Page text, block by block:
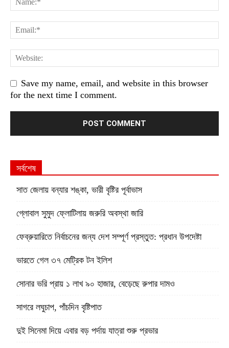
Save my name, email, and website in this browser
for the next time I comment.
সর্বশেষ
সাত জেলায় বন্যার শঙ্কা, ভারী বৃষ্টির পূর্বাভাস
গ্লোবাল সুমুদ ফ্লোটিলায় জরুরি অবস্থা জারি
ফেব্রুয়ারিতে নির্বাচনের জন্য দেশ সম্পূর্ণ প্রস্তুত: প্রধান উপদেষ্টা
ভারতে গেল ৩৭ মেট্রিক টন ইলিশ
সোনার ভরি প্রায় ১ লাখ ৯০ হাজার, বেড়েছে রুপার দামও
সাগরে লঘুচাপ, পাঁচদিন বৃষ্টিপাত
দুই সিনেমা দিয়ে এবার বড় পর্দায় যাত্রা শুরু প্রভার